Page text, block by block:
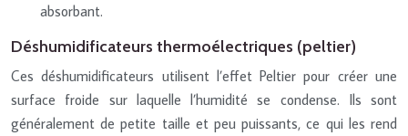
absorbant.
Déshumidificateurs thermoélectriques (peltier)
Ces déshumidificateurs utilisent l’effet Peltier pour créer une
surface froide sur laquelle l’humidité se condense. Ils sont
généralement de petite taille et peu puissants, ce qui les rend